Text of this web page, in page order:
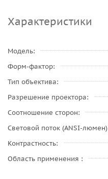
Характеристики
Модель
Форм-фактор
Тип объектива
Разрешение проектора
Соотношение сторон
Световой поток (ANSI-люмен)
Контрастность
Область применения